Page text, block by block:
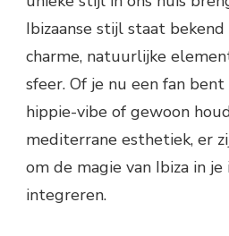
Ibizaanse stijl staat
charme, natuurlijke
sfeer. Of je nu een fan
hippie-vibe of gewoon
mediterrane esthetiek, er
om de magie van Ibiza in
integreren.